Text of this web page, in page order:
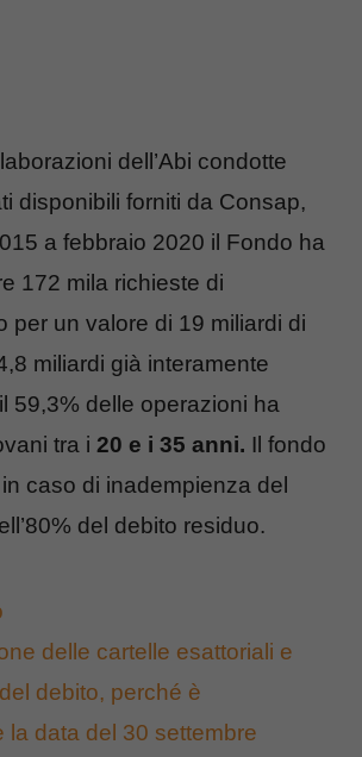
dell’Abi condotte
disponibili forniti da Consap,
a febbraio 2020 il Fondo ha
172 mila richieste di
per un valore di 19 miliardi di
miliardi già interamente
59,3% delle operazioni ha
tra i 20 e i 35 anni. Il fondo
caso di inadempienza del
del debito residuo.
delle cartelle esattoriali e
debito, perché è
la data del 30 settembre